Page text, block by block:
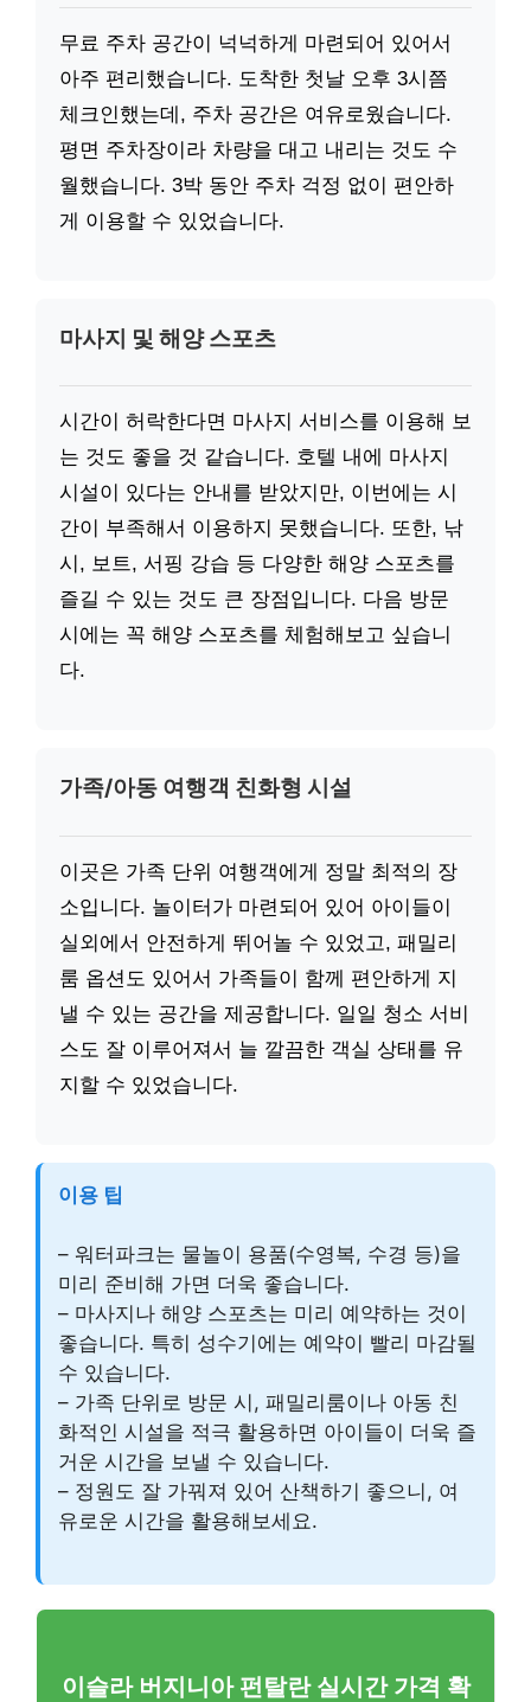
무료 주차 공간이 넉넉하게 마련되어 있어서
아주 편리했습니다. 도착한 첫날 오후 3시쯤
체크인했는데, 주차 공간은 여유로웠습니다.
평면 주차장이라 차량을 대고 내리는 것도 수
월했습니다. 3박 동안 주차 걱정 없이 편안하
게 이용할 수 있었습니다.
마사지 및 해양 스포츠
시간이 허락한다면 마사지 서비스를 이용해 보
는 것도 좋을 것 같습니다. 호텔 내에 마사지
시설이 있다는 안내를 받았지만, 이번에는 시
간이 부족해서 이용하지 못했습니다. 또한, 낚
시, 보트, 서핑 강습 등 다양한 해양 스포츠를
즐길 수 있는 것도 큰 장점입니다. 다음 방문
시에는 꼭 해양 스포츠를 체험해보고 싶습니
다.
가족/아동 여행객 친화형 시설
이곳은 가족 단위 여행객에게 정말 최적의 장
소입니다. 놀이터가 마련되어 있어 아이들이
실외에서 안전하게 뛰어놀 수 있었고, 패밀리
룸 옵션도 있어서 가족들이 함께 편안하게 지
낼 수 있는 공간을 제공합니다. 일일 청소 서비
스도 잘 이루어져서 늘 깔끔한 객실 상태를 유
지할 수 있었습니다.
이용 팁
– 워터파크는 물놀이 용품(수영복, 수경 등)을
미리 준비해 가면 더욱 좋습니다.
– 마사지나 해양 스포츠는 미리 예약하는 것이
좋습니다. 특히 성수기에는 예약이 빨리 마감될
수 있습니다.
– 가족 단위로 방문 시, 패밀리룸이나 아동 친
화적인 시설을 적극 활용하면 아이들이 더욱 즐
거운 시간을 보낼 수 있습니다.
– 정원도 잘 가꿔져 있어 산책하기 좋으니, 여
유로운 시간을 활용해보세요.
이슬라 버지니아 펀탈란 실시간 가격 확